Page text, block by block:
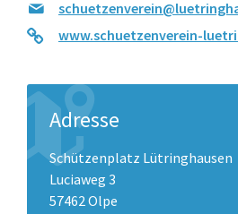
www.schuetzenverein-
Adresse
Schützenplatz Lütringhausen
Luciaweg 3
57462 Olpe